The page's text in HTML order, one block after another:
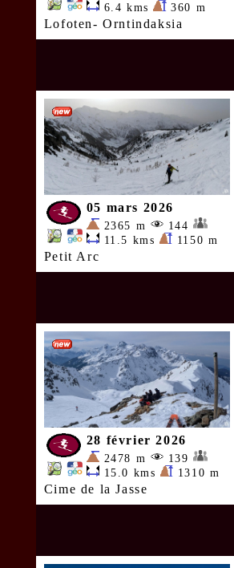
6.4 kms
360 m
Lofoten- Orntindaksia
05 mars 2026
2365 m
144
11.5 kms
1150 m
Petit Arc
28 février 2026
2478 m
139
15.0 kms
1310 m
Cime de la Jasse